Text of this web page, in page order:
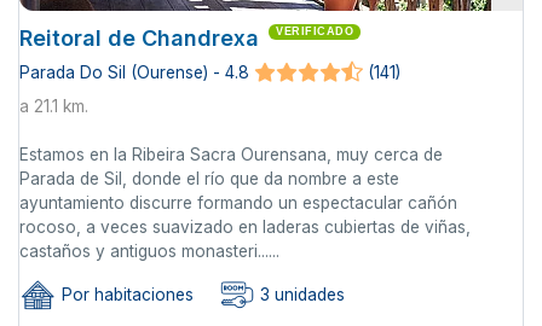
Reitoral de Chandrexa VERIFICADO
Parada Do Sil (Ourense) - 4.8
(141)
a 21.1 km.
Estamos en la Ribeira Sacra Ourensana, muy cerca de
Parada de Sil, donde el río que da nombre a este
ayuntamiento discurre formando un espectacular cañón
rocoso, a veces suavizado en laderas cubiertas de viñas,
castaños y antiguos monasteri......
Por habitaciones 3 unidades